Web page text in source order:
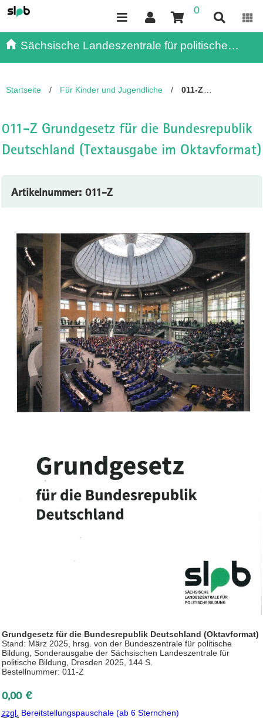
0
Sächsische Landeszentrale für politische
Startseite / Für Kinder und Jugendliche /
011-Z
(Textausgabe im Oktavformat)
011-Z Grundgesetz für die Bundesrepublik
Deutschland (Textausgabe im Oktavformat)
Artikelnummer: 011-Z
Grundgesetz für die Bundesrepublik Deutschland (Oktavformat)
Stand: März 2025, hrsg. von der Bundeszentrale für politische
Bildung, Sonderausgabe der Sächsischen Landeszentrale für
politische Bildung, Dresden 2025, 144 S.
Bestellnummer: 011-Z
0,00 €
zzgl. Bereitstellungspauschale (ab 6 Sternchen)